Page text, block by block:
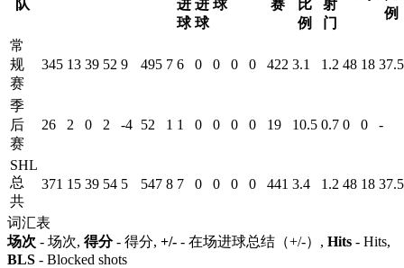
队
进
球
进
球
球
赛
比
例
射
门
例
常
规
赛
345 13 39 52 9 495 7 6 0 0 0 0 422 3.1 1.2 48 18 37.5
季
后
赛
26 2 0 2 -4 52 1 1 0 0 0 0 19 10.5 0.7 0 0 -
SHL
总
共
371 15 39 54 5 547 8 7 0 0 0 0 441 3.4 1.2 48 18 37.5
词汇表
场次 - 场次, 得分- 得分, +/- - 在场进球总结（+/-）, Hits - Hits,
BLS - Blocked shots